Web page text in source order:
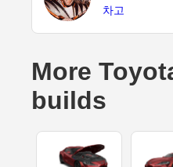
차고
More
builds